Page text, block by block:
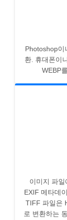
Photoshop이
환. 휴대폰이
WEBP
이미지 파
EXIF 메타데
TIFF 파일은
로 변환하는